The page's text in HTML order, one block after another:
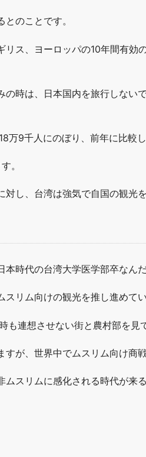
のことです。
ス、ヨーロッパの10年間有
時は、日本国内を旅行しない
9千人にのぼり、前年に比較
。
し、台湾は強気で自国の観光
時代の台湾大学医学部卒なん
リム向けの観光を推し進めて
連想させない街と農村部を見
が、世界中でムスリム向け商
スリムに感化される時代が来